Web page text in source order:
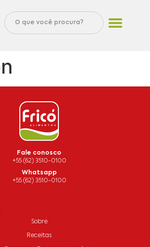
Fale conosco
+55 (62) 3510-0100
Whatsapp
+55 (62) 3510-0100
Sobre
Receitas